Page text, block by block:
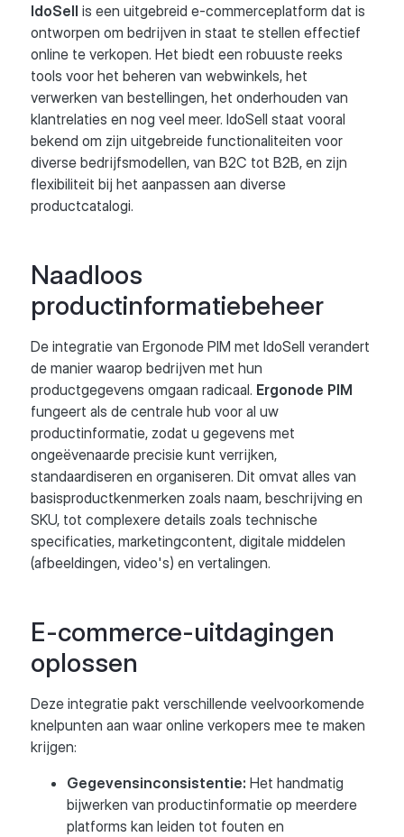
IdoSell is een uitgebreid e-commerceplatform dat is
ontworpen om bedrijven in staat te stellen effectief
online te verkopen. Het biedt een robuuste reeks
tools voor het beheren van webwinkels, het
verwerken van bestellingen, het onderhouden van
klantrelaties en nog veel meer. IdoSell staat vooral
bekend om zijn uitgebreide functionaliteiten voor
diverse bedrijfsmodellen, van B2C tot B2B, en zijn
flexibiliteit bij het aanpassen aan diverse
productcatalogi.
Naadloos
productinformatiebeheer
De integratie van Ergonode PIM met IdoSell verandert
de manier waarop bedrijven met hun
productgegevens omgaan radicaal. Ergonode PIM
fungeert als de centrale hub voor al uw
productinformatie, zodat u gegevens met
ongeëvenaarde precisie kunt verrijken,
standaardiseren en organiseren. Dit omvat alles van
basisproductkenmerken zoals naam, beschrijving en
SKU, tot complexere details zoals technische
specificaties, marketingcontent, digitale middelen
(afbeeldingen, video's) en vertalingen.
E-commerce-uitdagingen
oplossen
Deze integratie pakt verschillende veelvoorkomende
knelpunten aan waar online verkopers mee te maken
krijgen:
Gegevensinconsistentie: Het handmatig
bijwerken van productinformatie op meerdere
platforms kan leiden tot fouten en